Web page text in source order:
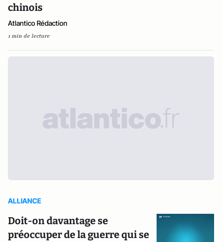
chinois
Atlantico Rédaction
1 min de lecture
ALLIANCE
Doit-on davantage se
préoccuper de la guerre qui se